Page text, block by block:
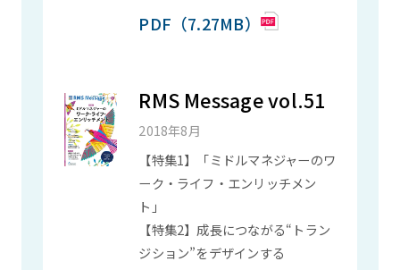
PDF（7.27MB）
RMS Message vol.51
2018年8月
【特集1】「ミドルマネジャーのワ
ーク・ライフ・エンリッチメン
ト」
【特集2】成長につながる“トラン
ジション”をデザインする